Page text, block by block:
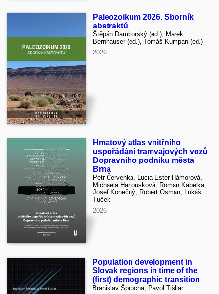
Paleozoikum 2026. Sborník
abstraktů
Štěpán Damborský (ed.), Marek
Bernhauser (ed.), Tomáš Kumpan (ed.)
2026
Hmatový atlas vnitřního
uspořádání tramvajových vozů
Dopravního podniku města
Brna
Petr Červenka, Lucia Ester Hámorová,
Michaela Hanousková, Roman Kabelka,
Josef Konečný, Robert Osman, Lukáš
Tuček
2026
Population development in
Slovak regions in time of the
(first) demographic transition
Branislav Šprocha, Pavol Tišliar